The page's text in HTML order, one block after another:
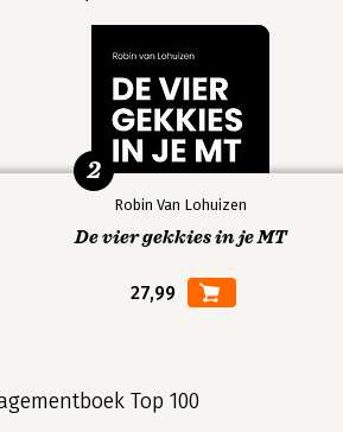
Robin Van Lohuizen
De vier gekkies in je MT
27,99
2
Top 100